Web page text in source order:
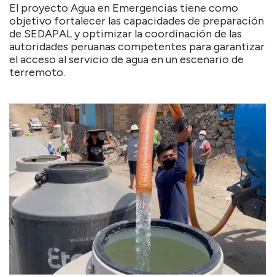
El proyecto Agua en Emergencias tiene como
objetivo fortalecer las capacidades de preparación
de SEDAPAL y optimizar la coordinación de las
autoridades peruanas competentes para garantizar
el acceso al servicio de agua en un escenario de
terremoto.